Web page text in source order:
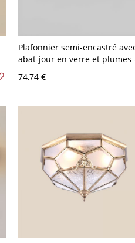
Plafonnier semi-encastré
abat-jour en verre et plumes
74,74 €